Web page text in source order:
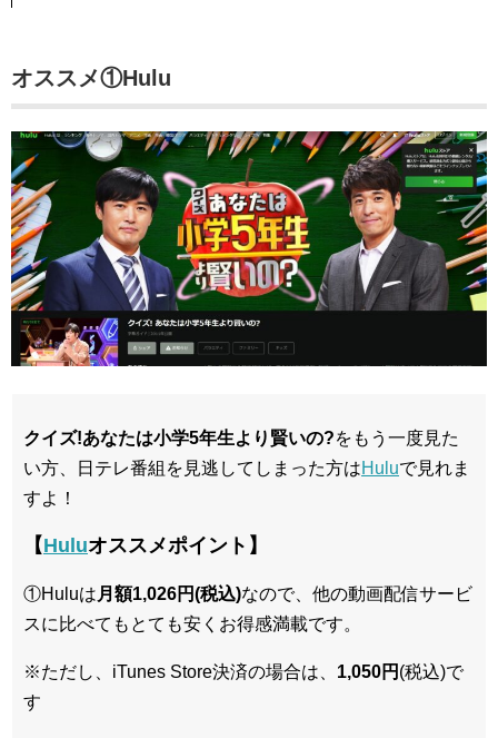
オススメ①Hulu
クイズ!あなたは小学5年生より賢いの?をもう一度見た
い方、日テレ番組を見逃してしまった方はHuluで見れま
すよ！
【Huluオススメポイント】
①Huluは 月額1,026円(税込)なので、他の動画配信サービ
スに比べてもとても安くお得感満載です。
※ただし、iTunes Store決済の場合は、 1,050円 (税込)で
す